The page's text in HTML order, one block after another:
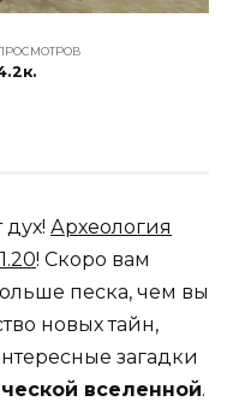
Археология
! Скоро вам
песка, чем вы
новых тайн,
загадки
вселенной.